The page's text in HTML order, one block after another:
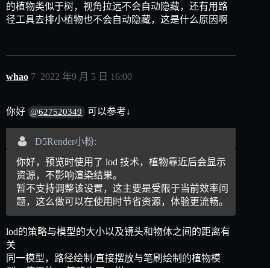
的植物类似于树，视角拉远不会自动隐藏，还有用路
径工具去排小植物也不会自动隐藏，这是什么原因啊
whao 2022 年9 月 5 日 16:00
7
你好 @627520349 可以参考↓
D5Render小粉:
你好，预览时使用了 lod 技术，植物靠近后会显示
资源，不影响渲染结果。
暂不支持调整该设置，这主要是受限于当前效率问
题，这么做可以在使用时节省资源，体验更流畅。
lod的策略与模型的大小以及镜头和物体之间的距离有
关
同一模型，路径绘制/直接摆放与笔刷绘制的植物模